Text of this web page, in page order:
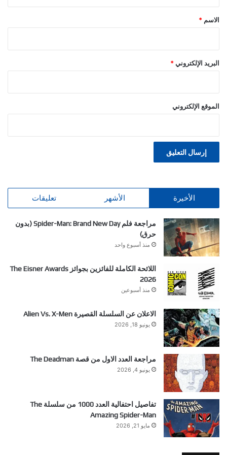
*
الاسم *
البريد الإلكتروني *
الموقع الإلكتروني
الأخيرة الأشهر تعليقات
مراجعة فلم Spider-Man: Brand New Day (بدون
حرق)
منذ أسبوع واحد
اللائحة الكاملة للفائزين بجوائز The Eisner Awards
2026
منذ أسبوعين
الاعلان عن السلسلة القصيرة Alien Vs. X-Men
يونيو 18, 2026
مراجعة العدد الاول من قصة The Deadman
يونيو 4, 2026
تفاصيل احتفالية العدد 1000 من سلسلة The
Amazing Spider-Man
مايو 21, 2026